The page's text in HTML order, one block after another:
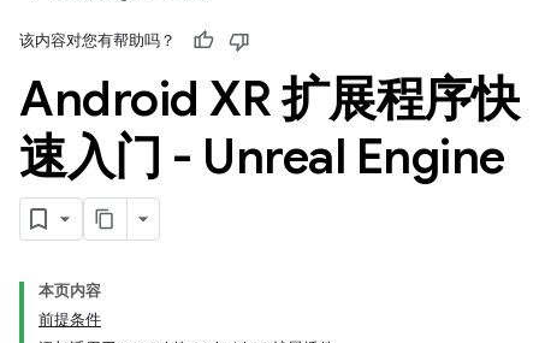
该内容对您有帮助吗？
Android XR 扩展程序快
速入门 - Unreal Engine
本页内容
前提条件